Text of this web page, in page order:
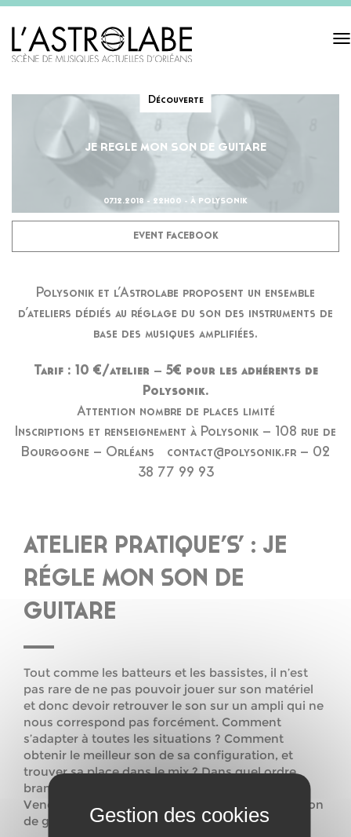
Découverte
JE REGLE MON SON DE GUITARE
07.12.2018 - 22H00 - À POLYSONIK
EVENT FACEBOOK
Polysonik et l’Astrolabe proposent un ensemble
d’ateliers dédiés au réglage du son des instruments de
base des musiques amplifiées.
Tarif : 10 €/atelier – 5€ pour les adhérents de
Polysonik.
Attention nombre de places limité
Inscriptions et renseignement à Polysonik – 108 rue de
Bourgogne – Orléans contact@polysonik.fr – 02
38 77 99 93
ATELIER PRATIQUE’S’ : JE
RÉGLE MON SON DE
GUITARE
Tout comme les batteurs et les bassistes, il n’est
pas rare de ne pas pouvoir jouer sur son matériel
et donc devoir retrouver le son sur un ampli qui ne
nous correspond pas forcément. Comment
s’adapter à toutes les situations ? Comment
obtenir le meilleur son de sa configuration, et
trouver sa place dans le mix ? Dans quel ordre
brancher ses pédales d’effet ?
Venez trouvez les astuces pour dompter votre son
de guitare.